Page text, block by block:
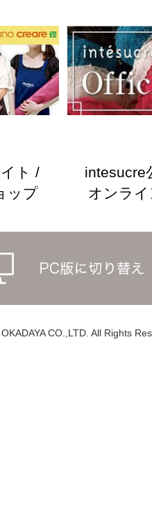
ト /
ップ
intesucre
オンラ
CO.,LTD. All Rights